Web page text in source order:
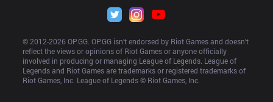
© 2012-2026 OP.GG. OP.GG isn’t endorsed by Riot Games and doesn’t
reflect the views or opinions of Riot Games or anyone officially
involved in producing or managing League of Legends. League of
Legends and Riot Games are trademarks or registered trademarks of
Riot Games, Inc. League of Legends © Riot Games, Inc.